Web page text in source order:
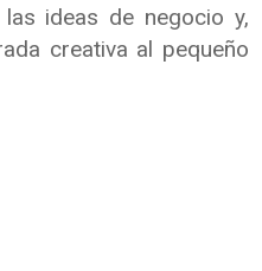
ideas de negocio y,
creativa al pequeño